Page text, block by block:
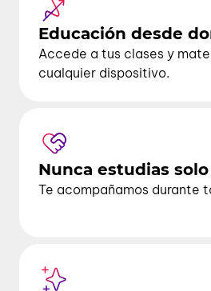
Educación desde
Accede a tus clases y
cualquier dispositivo.
Nunca estudias solo
Te acompañamos durante